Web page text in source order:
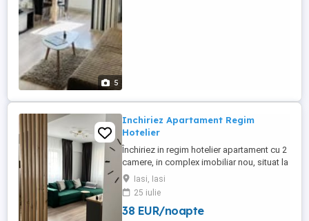
5
Inchiriez Apartament Regim
Hotelier
Închiriez in regim hotelier apartament cu 2
camere, in complex imobiliar nou, situat la
2 km de centrul orașului Iași, aproape de
ieșirea din oraș, în cartier Dacia.
Apartamentul este complet mobilat și
utilat, dispune de loc de parcare privat,
Iasi, Iasi
25 iulie
38 EUR/noapte